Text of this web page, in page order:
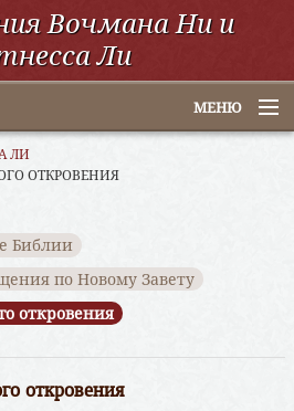
Вочмана Ни и
Ли
МЕНЮ
ЛИ
ОТКРОВЕНИЯ
Библии
по Новому Завету
откровения
откровения